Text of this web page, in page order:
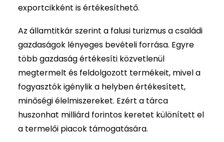
exportcikként is értékesíthető.
Az államtitkár szerint a falusi turizmus a családi
gazdaságok lényeges bevételi forrása. Egyre
több gazdaság értékesíti közvetlenül
megtermelt és feldolgozott termékeit, mivel a
fogyasztók igénylik a helyben értékesített,
minőségi élelmiszereket. Ezért a tárca
huszonhat milliárd forintos keretet különített el
a termelői piacok támogatására.